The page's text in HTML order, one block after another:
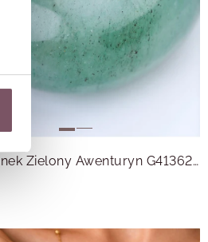
Pierścionek Zielony Awenturyn G413621P00